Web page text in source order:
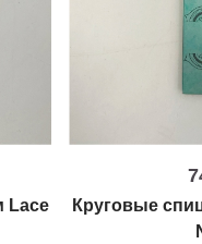
Lace
Круговые